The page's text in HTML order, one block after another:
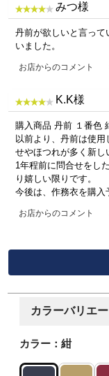
みつ様
丹前が欲しいと言っ
いました。
お店からのコメント
K.K様
購入商品 丹前 １番色
以前より、丹前は使
せやほつれが多く新
1年程前に問合せをし
り嬉しい限りです。
今後は、作務衣を購入
お店からのコメント
カラーバリエ
カラー：紺